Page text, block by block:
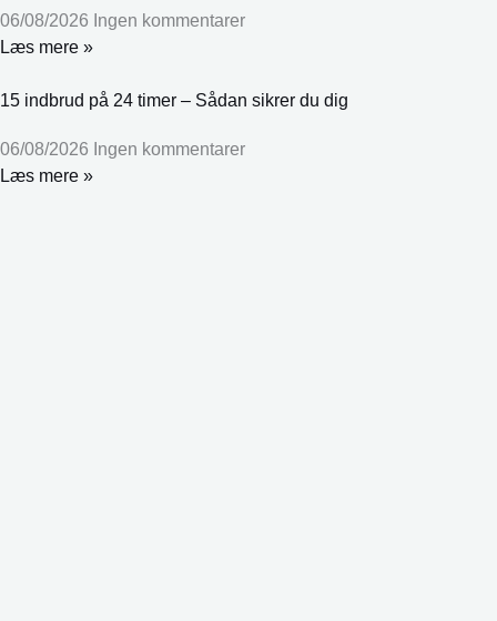
06/08/2026 Ingen kommentarer
Læs mere »
15 indbrud på 24 timer – Sådan sikrer du dig
06/08/2026 Ingen kommentarer
Læs mere »